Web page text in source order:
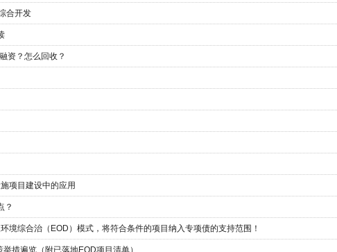
合开发
资？怎么回收？
项目建设中的应用
？
境综合治（EOD）模式，将符合条件的项目纳入专项债的支持范围！
措遍览（附已落地EOD项目清单）